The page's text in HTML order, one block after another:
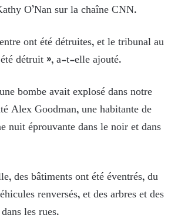
O’Nan sur la chaîne CNN.
ont été détruites, et le tribunal au
détruit », a-t-elle ajouté.
bombe avait explosé dans notre
Alex Goodman, une habitante de
nuit éprouvante dans le noir et dans
des bâtiments ont été éventrés, du
renversés, et des arbres et des
les rues.